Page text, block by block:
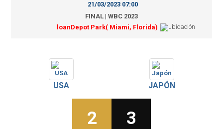
21/03/2023 07:00
FINAL | WBC 2023
loanDepot Park( Miami, Florida)
USA JAPÓN
2 3